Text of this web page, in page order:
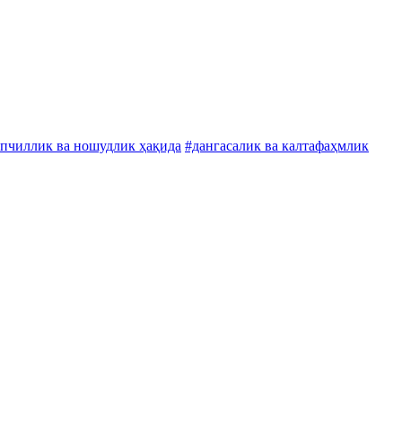
ва ношудлик ҳақида #дангасалик ва калтафаҳмлик